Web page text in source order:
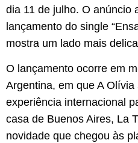
dia 11 de julho. O anúncio
lançamento do single
mostra um lado mais
O lançamento ocorre em
Argentina, em que A
experiência internacional
casa de Buenos Aires, La
novidade que chegou às